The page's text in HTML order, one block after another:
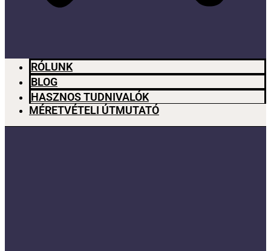
RÓLUNK
BLOG
HASZNOS TUDNIVALÓK
MÉRETVÉTELI ÚTMUTATÓ